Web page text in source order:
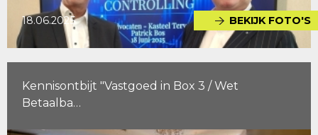
18.06.2025 BEKIJK FOTO'S
Kennisontbijt "Vastgoed in Box 3 / Wet
Betaalba…